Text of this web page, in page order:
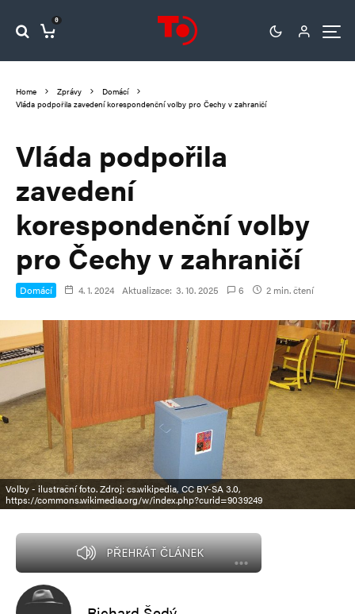
0
Home Zprávy
Domácí
Vláda podpořila zavedení korespondenční volby pro Čechy v zahraničí
Vláda podpořila
zavedení
korespondenční volby
pro Čechy v zahraničí
Domácí 4. 1. 2024 Aktualizace: 3. 10. 2025 6 2 min. čtení
Volby - ilustrační foto. Zdroj: cs.wikipedia, CC BY-SA 3.0,
https://commons.wikimedia.org/w/index.php?curid=9039249
PŘEHRÁT ČLÁNEK